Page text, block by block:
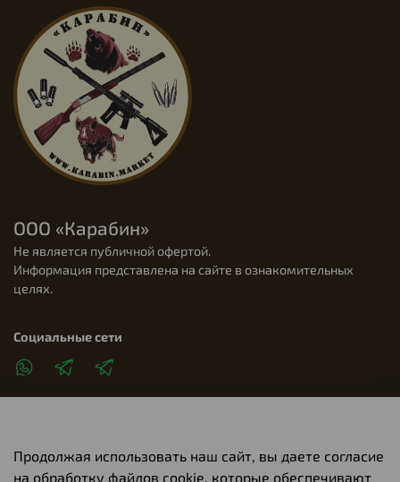
Клиентам
ООО «Карабин»
Не является публичной офертой.
Информация представлена на сайте в ознакомительных
целях.
Социальные сети
Продолжая использовать наш сайт, вы даете согласие
на обработку файлов cookie, которые обеспечивают